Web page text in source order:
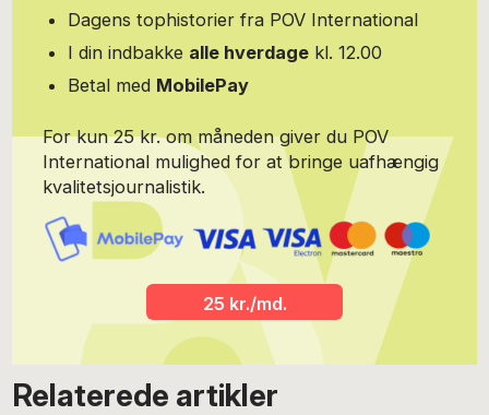
Dagens tophistorier fra POV International
I din indbakke alle hverdage kl. 12.00
Betal med MobilePay
For kun 25 kr. om måneden giver du POV
International mulighed for at bringe uafhængig
kvalitetsjournalistik.
25 kr./md.
Relaterede artikler